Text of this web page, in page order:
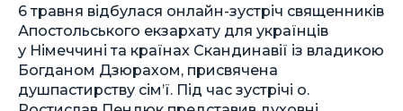
6 травня відбулася онлайн-зустріч священників
Апостольського екзархату для українців
у Німеччині та країнах Скандинавії із владикою
Богданом Дзюрахом, присвячена
душпастирству сім’ї. Під час зустрічі о.